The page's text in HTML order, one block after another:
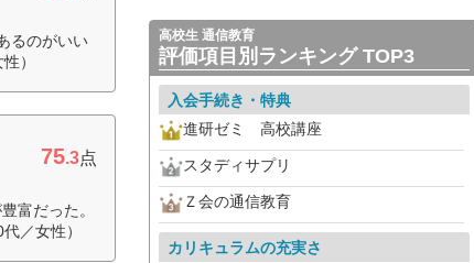
るのがいい
）
75.3点
富だった。
／女性）
高校生 通信教育
評価項目別ランキング TOP3
入会手続き・特典
進研ゼミ 高校講座
スタディサプリ
Ｚ会の通信教育
カリキュラムの充実さ